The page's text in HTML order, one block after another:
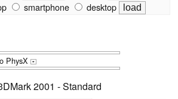
smartphone desktop
PhysX +
2001 - Standard